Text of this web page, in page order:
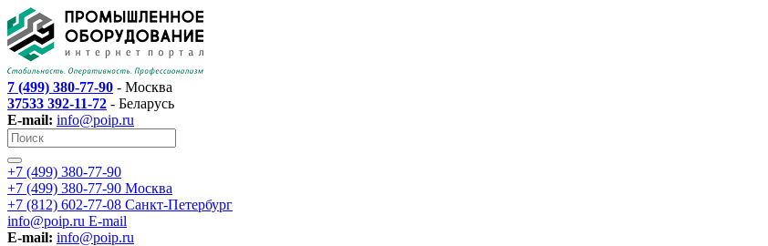
7 (499) 380-77-90 - Москва
37533 392-11-72 - Беларусь
E-mail: info@poip.ru
+7 (499) 380-77-90
+7 (499) 380-77-90 Москва
+7 (812) 602-77-08 Санкт-Петербург
info@poip.ru E-mail
E-mail: info@poip.ru